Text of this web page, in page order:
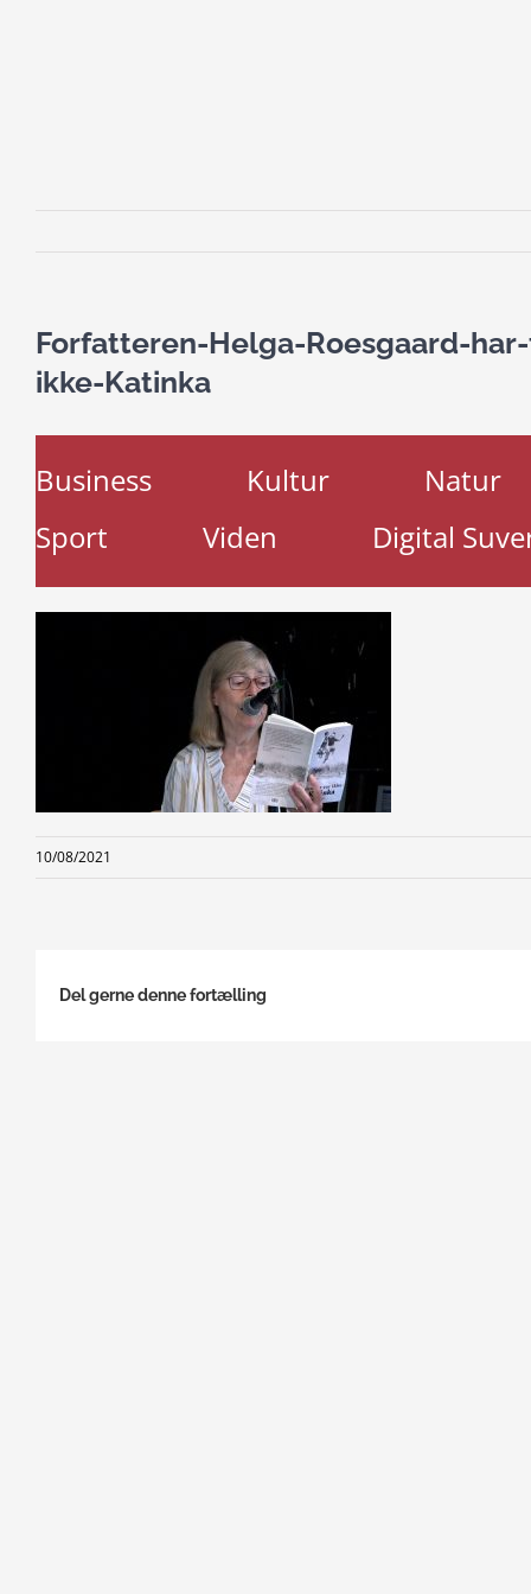
Forfatteren-Helga-Roesgaard-
ikke-Katinka
Business Kultur
Natur
Sport
Viden Digital
10/08/2021
Del gerne denne fortælling